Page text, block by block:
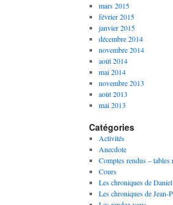
mars 2015
février 2015
janvier 2015
décembre 2014
novembre 2014
août 2014
mai 2014
novembre 2013
août 2013
mai 2013
Catégories
Activités
Anecdote
Comptes rendus – tables
Cours
Les chroniques de Daniel
Les chroniques de Jean-